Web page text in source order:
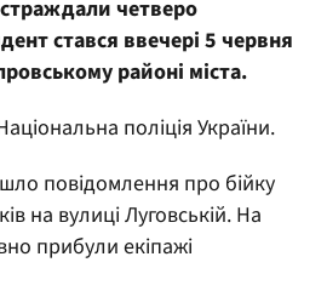
четверо
стався ввечері 5 червня
районі міста.
поліція України.
повідомлення про бійку
на вулиці Луговській. На
прибули екіпажі